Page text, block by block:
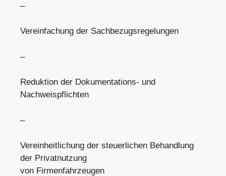
–
Vereinfachung der Sachbezugsregelungen
–
Reduktion der Dokumentations- und
Nachweispflichten
–
Vereinheitlichung der steuerlichen Behandlung
der Privatnutzung
von Firmenfahrzeugen